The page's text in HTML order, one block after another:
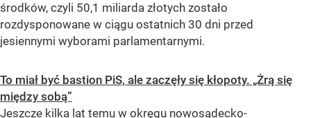
środków, czyli 50,1 miliarda złotych zostało
rozdysponowane w ciągu ostatnich 30 dni przed
jesiennymi wyborami parlamentarnymi.
To miał być bastion PiS, ale zaczęły się kłopoty. „Żrą się
między sobą”
Jeszcze kilka lat temu w okręgu nowosądecko-